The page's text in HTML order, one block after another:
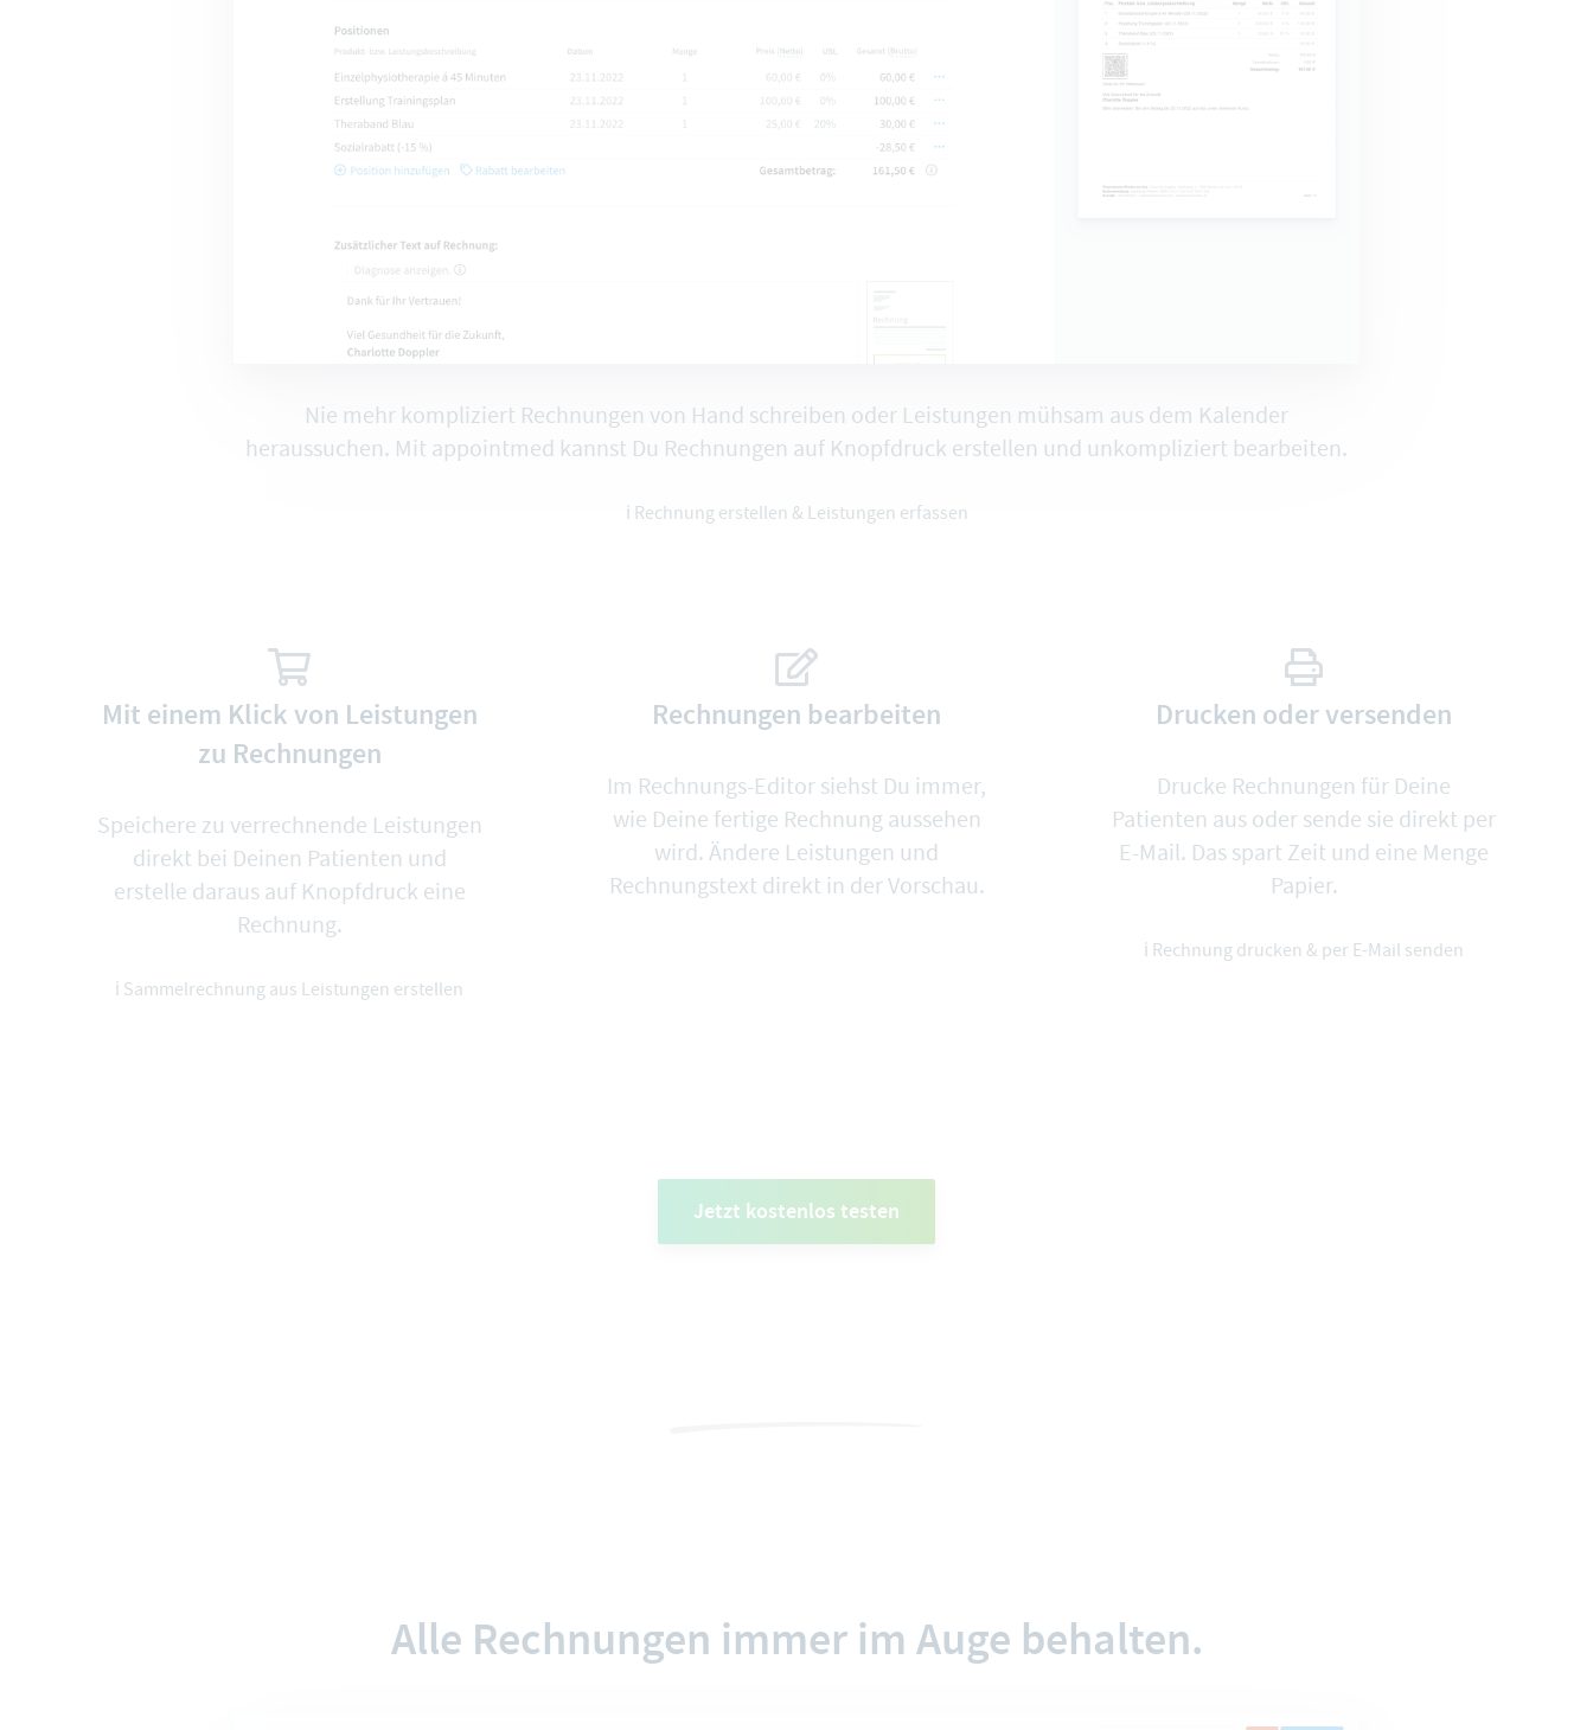
Nie mehr kompliziert Rechnungen von Hand schreiben oder Leistungen mühsam aus dem Kalender
heraussuchen. Mit appointmed kannst Du Rechnungen auf Knopfdruck erstellen und unkompliziert bearbeiten.
ℹ️ Rechnung erstellen & Leistungen erfassen
Mit einem Klick von Leistungen
zu Rechnungen
Speichere zu verrechnende Leistungen
direkt bei Deinen Patienten und
erstelle daraus auf Knopfdruck eine
Rechnung.
ℹ️ Sammelrechnung aus Leistungen erstellen
Rechnungen bearbeiten
Im Rechnungs-Editor siehst Du immer,
wie Deine fertige Rechnung aussehen
wird. Ändere Leistungen und
Rechnungstext direkt in der Vorschau.
Drucken oder versenden
Drucke Rechnungen für Deine
Patienten aus oder sende sie direkt per
E-Mail. Das spart Zeit und eine Menge
Papier.
ℹ️ Rechnung drucken & per E-Mail senden
Jetzt kostenlos testen
Alle Rechnungen immer im Auge behalten.